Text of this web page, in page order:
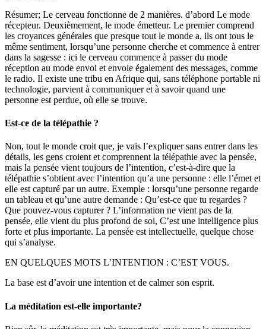
Résumer; Le cerveau fonctionne de 2 manières. d’abord Le mode
récepteur. Deuxièmement, le mode émetteur. Le premier comprend
les croyances générales que presque tout le monde a, ils ont tous le
même sentiment, lorsqu’une personne cherche et commence à entrer
dans la sagesse : ici le cerveau commence à passer du mode
réception au mode envoi et envoie également des messages, comme
le radio. Il existe une tribu en Afrique qui, sans téléphone portable ni
technologie, parvient à communiquer et à savoir quand une
personne est perdue, où elle se trouve.
Est-ce de la télépathie ?
Non, tout le monde croit que, je vais l’expliquer sans entrer dans les
détails, les gens croient et comprennent la télépathie avec la pensée,
mais la pensée vient toujours de l’intention, c’est-à-dire que la
télépathie s’obtient avec l’intention qu’a une personne : elle l’émet et
elle est capturé par un autre. Exemple : lorsqu’une personne regarde
un tableau et qu’une autre demande : Qu’est-ce que tu regardes ?
Que pouvez-vous capturer ? L’information ne vient pas de la
pensée, elle vient du plus profond de soi, C’est une intelligence plus
forte et plus importante. La pensée est intellectuelle, quelque chose
qui s’analyse.
EN QUELQUES MOTS L’INTENTION : C’EST VOUS.
La base est d’avoir une intention et de calmer son esprit.
La méditation est-elle importante?